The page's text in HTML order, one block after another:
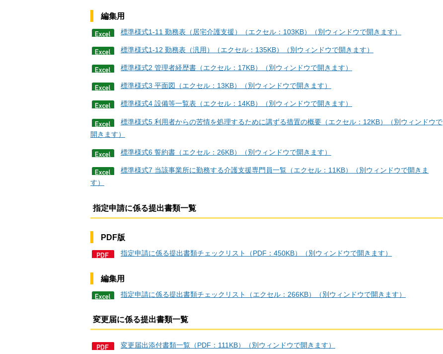
編集用
標準様式1-11 勤務表（居宅介護支援）（エクセル：103KB）（別ウィンドウで開きます）
標準様式1-12 勤務表（汎用）（エクセル：135KB）（別ウィンドウで開きます）
標準様式2 管理者経歴書（エクセル：17KB）（別ウィンドウで開きます）
標準様式3 平面図（エクセル：13KB）（別ウィンドウで開きます）
標準様式4 設備等一覧表（エクセル：14KB）（別ウィンドウで開きます）
標準様式5 利用者からの苦情を処理するために講ずる措置の概要（エクセル：12KB）（別ウィンドウで
開きます）
標準様式6 誓約書（エクセル：26KB）（別ウィンドウで開きます）
標準様式7 当該事業所に勤務する介護支援専門員一覧（エクセル：11KB）（別ウィンドウで開きま
す）
指定申請に係る提出書類一覧
PDF版
指定申請に係る提出書類チェックリスト（PDF：450KB）（別ウィンドウで開きます）
編集用
指定申請に係る提出書類チェックリスト（エクセル：266KB）（別ウィンドウで開きます）
変更届に係る提出書類一覧
変更届出添付書類一覧（PDF：111KB）（別ウィンドウで開きます）